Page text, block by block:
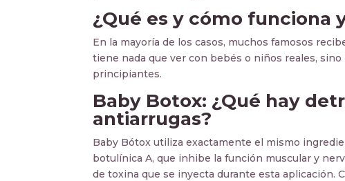
¿Qué es y cómo funciona
En la mayoría de los casos, muchos famosos
tiene nada que ver con bebés o niños reales,
principiantes.
Baby Botox: ¿Qué hay
antiarrugas?
Baby Bótox utiliza exactamente el mismo
botulínica A, que inhibe la función muscular y
de toxina que se inyecta durante esta aplicación.